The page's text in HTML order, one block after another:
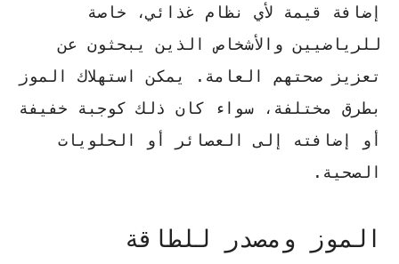
إضافة قيمة لأي نظام غذائي، خاصة
للرياضيين والأشخاص الذين يبحثون عن
تعزيز صحتهم العامة. يمكن استهلاك الموز
بطرق مختلفة، سواء كان ذلك كوجبة خفيفة
أو إضافته إلى العصائر أو الحلويات
الصحية.
الموز ومصدر للطاقة